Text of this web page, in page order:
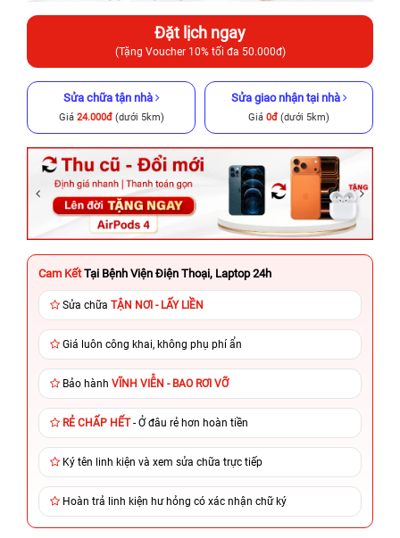
Đặt lịch ngay
(Tặng Voucher 10% tối đa 50.000đ)
Sửa chữa tận nhà
Giá 24.000đ(dưới 5km)
Sửa giao nhận tại nhà
Giá 0đ (dưới 5km)
Cam Kết Tại Bệnh Viện Điện Thoại, Laptop 24h
Sửa chữa TẬN NƠI - LẤY LIỀN
Giá luôn công khai, không phụ phí ẩn
Bảo hành VĨNH VIỄN - BAO RƠI VỠ
RẺ CHẤP HẾT- Ở đâu rẻ hơn hoàn tiền
Ký tên linh kiện và xem sửa chữa trực tiếp
Hoàn trả linh kiện hư hỏng có xác nhận chữ ký